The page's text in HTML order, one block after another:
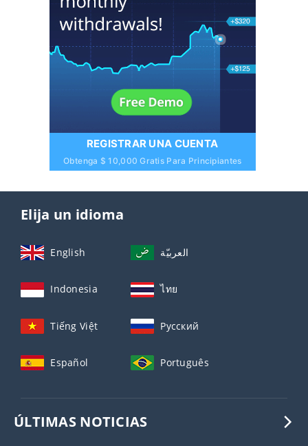
REGISTRAR UNA CUENTA
Obtenga $ 10,000 Gratis Para Principiantes
Elija un idioma
English العربيّة
Indonesia ไทย
Tiếng Việt Русский
Español Português
ÚLTIMAS NOTICIAS